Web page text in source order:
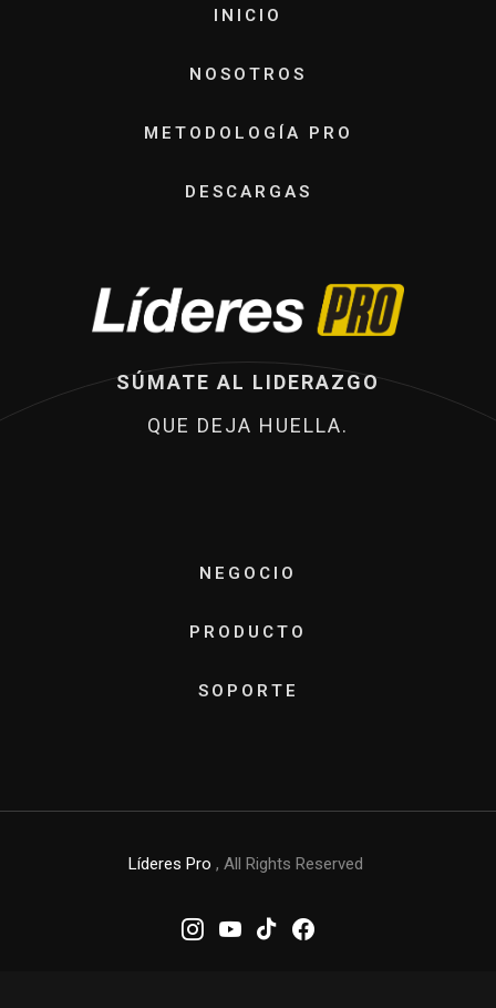
INICIO
NOSOTROS
METODOLOGÍA PRO
DESCARGAS
SÚMATE AL LIDERAZGO
QUE DEJA HUELLA.
NEGOCIO
PRODUCTO
SOPORTE
Líderes Pro , All Rights Reserved